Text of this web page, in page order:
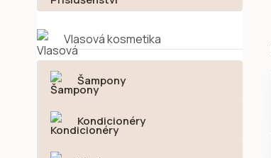
Vlasová kosmetika
Šampony
Kondicionéry